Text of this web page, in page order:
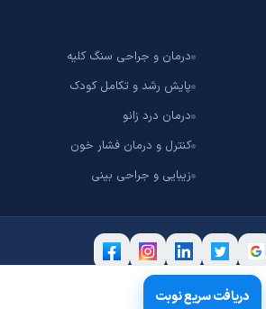
دریافت سریع نوبت
درمان و جراحی سنگ کلیه
پایش رشد و تکامل کودک
درمان درد زانو
کنترل و درمان فشار خون
زیبایی و جراحی بینی
فناوران رستاکاست.Tabibyab.com